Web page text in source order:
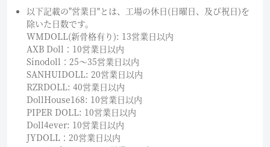
以下記載の"営業日"とは、工場の休日(日曜日、及び祝日)を
除いた日数です。
WMDOLL(新骨格有り): 13営業日以内
AXB Doll：10営業日以内
Sinodoll：25〜35営業日以内
SANHUIDOLL: 20営業日以内
RZRDOLL: 40営業日以内
DollHouse168: 10営業日以内
PIPER DOLL: 10営業日以内
Doll4ever: 10営業日以内
JYDOLL：20営業日以内